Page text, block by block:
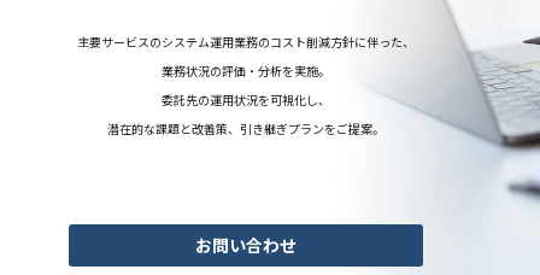
主要サービスのシステム運用業務のコスト削減方針に伴った、
業務状況の評価・分析を実施。
委託先の運用状況を可視化し、
潜在的な課題と改善策、引き継ぎプランをご提案。
お問い合わせ